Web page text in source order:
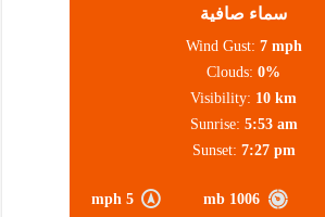
سماء صافية
1006 mb
5 mph
Wind Gust: 7 mph
Clouds: 0%
Visibility: 10 km
Sunrise: 5:53 am
Sunset: 7:27 pm